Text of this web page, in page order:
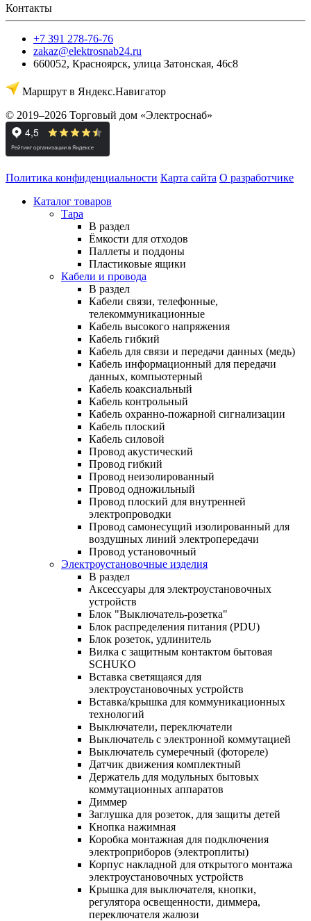
Контакты
+7 391 278-76-76
zakaz@elektrosnab24.ru
660052, Красноярск, улица Затонская, 46с8
Маршрут в Яндекс.Навигатор
© 2019–2026 Торговый дом «Электроснаб»
Политика конфиденциальности Карта сайта О разработчике
Каталог товаров
Тара
В раздел
Ёмкости для отходов
Паллеты и поддоны
Пластиковые ящики
Кабели и провода
В раздел
Кабели связи, телефонные,
телекоммуникационные
Кабель высокого напряжения
Кабель гибкий
Кабель для связи и передачи данных (медь)
Кабель информационный для передачи
данных, компьютерный
Кабель коаксиальный
Кабель контрольный
Кабель охранно-пожарной сигнализации
Кабель плоский
Кабель силовой
Провод акустический
Провод гибкий
Провод неизолированный
Провод одножильный
Провод плоский для внутренней
электропроводки
Провод самонесущий изолированный для
воздушных линий электропередачи
Провод установочный
Электроустановочные изделия
В раздел
Аксессуары для электроустановочных
устройств
Блок "Выключатель-розетка"
Блок распределения питания (PDU)
Блок розеток, удлинитель
Вилка с защитным контактом бытовая
SCHUKO
Вставка светящаяся для
электроустановочных устройств
Вставка/крышка для коммуникационных
технологий
Выключатели, переключатели
Выключатель с электронной коммутацией
Выключатель сумеречный (фотореле)
Датчик движения комплектный
Держатель для модульных бытовых
коммутационных аппаратов
Диммер
Заглушка для розеток, для защиты детей
Кнопка нажимная
Коробка монтажная для подключения
электроприборов (электроплиты)
Корпус накладной для открытого монтажа
электроустановочных устройств
Крышка для выключателя, кнопки,
регулятора освещенности, диммера,
переключателя жалюзи